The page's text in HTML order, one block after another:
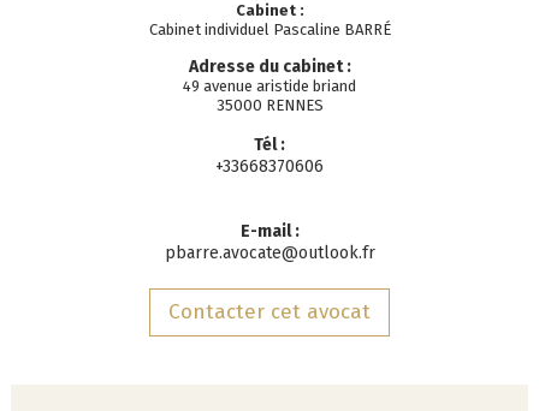
Cabinet :
Cabinet individuel Pascaline BARRÉ
Adresse du cabinet :
49 avenue aristide briand
35000 RENNES
Tél :
+33668370606
E-mail :
pbarre.avocate@outlook.fr
Contacter cet avocat